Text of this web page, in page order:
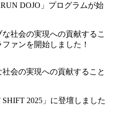
DOJO」プログラムが始
会の実現への貢献すること